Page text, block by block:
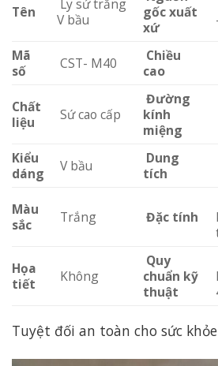
Tên
Ly sứ trắng
V bầu
gốc xuất
xứ
Mã
số
CST- M40
Chiều
cao
Chất
liệu
Sứ cao cấp
Đường
kính
miệng
Kiểu
dáng
V bầu
Dung
tích
Màu
sắc
Trắng Đặc tính
Họa
tiết
Không
Quy
chuẩn kỹ
thuật
Tuyệt đối an toàn cho sức